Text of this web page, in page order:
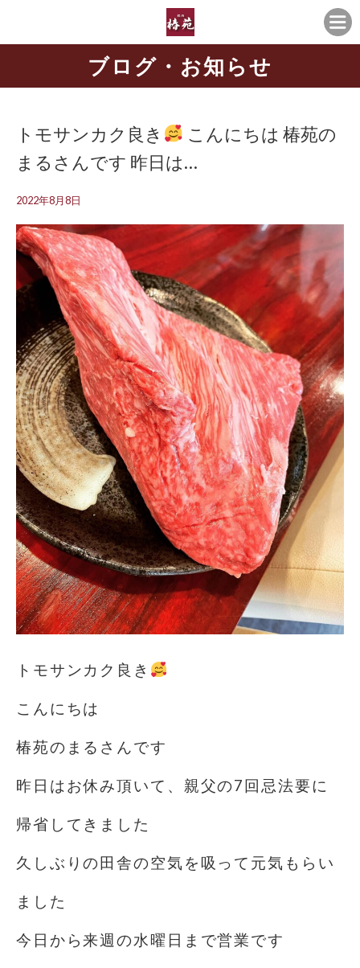
ブログ・お知らせ
トモサンカク良き こんにちは 椿苑の
まるさんです 昨日は…
2022年8月8日
トモサンカク良き
こんにちは️
椿苑のまるさんです
昨日はお休み頂いて、親父の7回忌法要に
帰省してきました
久しぶりの田舎の空気を吸って元気もらい
ました
今日から来週の水曜日まで営業です